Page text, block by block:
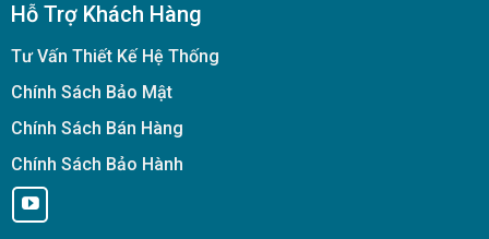
Hỗ Trợ Khách Hàng
Tư Vấn Thiết Kế Hệ Thống
Chính Sách Bảo Mật
Chính Sách Bán Hàng
Chính Sách Bảo Hành